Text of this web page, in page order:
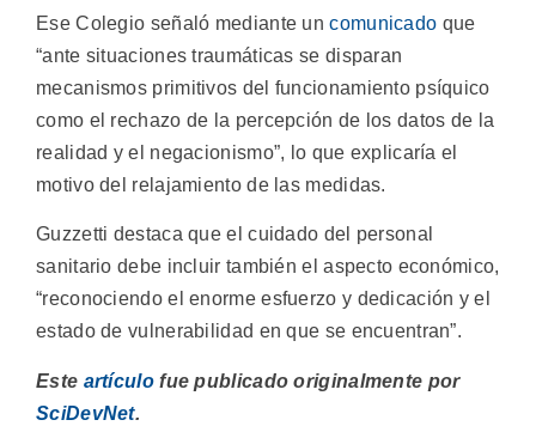
Ese Colegio señaló mediante uncomunicado que
“ante situaciones traumáticas se disparan
mecanismos primitivos del funcionamiento psíquico
como el rechazo de la percepción de los datos de la
realidad y el negacionismo”, lo que explicaría el
motivo del relajamiento de las medidas.
Guzzetti destaca que el cuidado del personal
sanitario debe incluir también el aspecto económico,
“reconociendo el enorme esfuerzo y dedicación y el
estado de vulnerabilidad en que se encuentran”.
Este artículofue publicado originalmente por
SciDevNet.